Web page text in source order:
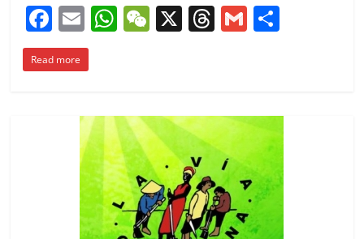
F
a
c
E
m
ai
W
A
p
p
W
at
X T
d
s
G
ar
tir
Read more